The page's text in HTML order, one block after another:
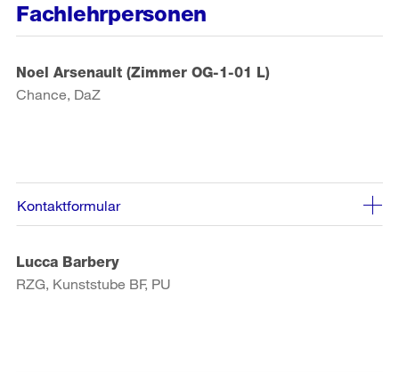
Fachlehrpersonen
Noel Arsenault (Zimmer OG-1-01 L)
Chance, DaZ
Kontaktformular
Lucca Barbery
RZG, Kunststube BF, PU